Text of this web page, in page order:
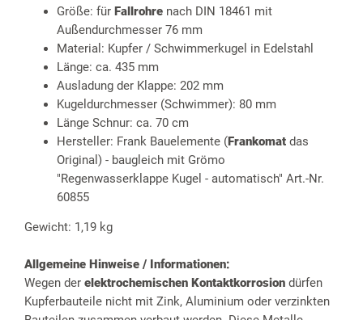
Größe: für Fallrohre nach DIN 18461 mit
Außendurchmesser 76 mm
Material: Kupfer / Schwimmerkugel in Edelstahl
Länge: ca. 435 mm
Ausladung der Klappe: 202 mm
Kugeldurchmesser (Schwimmer): 80 mm
Länge Schnur: ca. 70 cm
Hersteller: Frank Bauelemente (Frankomat das
Original) - baugleich mit Grömo
"Regenwasserklappe Kugel - automatisch" Art.-Nr.
60855
Gewicht: 1,19 kg
Allgemeine Hinweise / Informationen:
Wegen der elektrochemischen Kontaktkorrosion dürfen
Kupferbauteile nicht mit Zink, Aluminium oder verzinkten